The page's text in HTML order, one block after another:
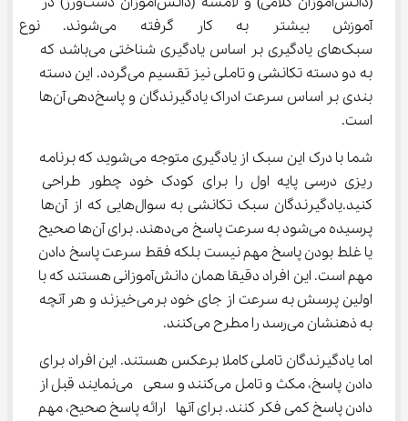
آموزش بیشتر به کار
سبک‌های یادگیری بر اساس یادگیری شناختی می‌باشد که
به دو دسته تکانشی و تاملی نیز تقسیم می‌گردد. این دسته
بندی بر اساس سرعت ادراک یادگیرندگان و پاسخ‌دهی آن‌ها
است.
شما با درک این سبک از یادگیری متوجه می‌شوید که برنامه
ریزی درسی پایه اول را برای کودک خود چطور طراحی
کنید.یادگیرندگان سبک تکانشی به سوال‌هایی که از آن‌ها
پرسیده می‌شود به سرعت پاسخ می‌دهند. برای آن‌ها صحیح
یا غلط بودن پاسخ مهم نیست بلکه فقط سرعت پاسخ دادن
مهم است. این افراد دقیقا همان دانش‌آموزانی هستند که با
اولین پرسش به سرعت از جای خود برمی‌خیزند و هر آنچه
به ذهنشان می‌رسد را مطرح می‌کنند.
اما یادگیرندگان تاملی کاملا برعکس هستند. این افراد برای
دادن پاسخ، مکث و تامل می‌کنند و سعی  می‌نمایند قبل از
دادن پاسخ کمی فکر کنند. برای آنها  ارائه پاسخ صحیح، مهم